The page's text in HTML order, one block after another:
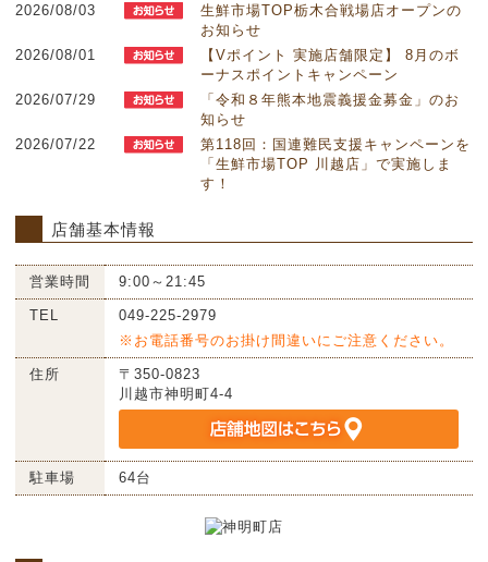
2026/08/03
生鮮市場TOP栃木合戦場店オープンの
お知らせ
2026/08/01
【Vポイント 実施店舗限定】 8月のボ
ーナスポイントキャンペーン
2026/07/29
「令和８年熊本地震義援金募金」のお
知らせ
2026/07/22
第118回：国連難民支援キャンペーンを
「生鮮市場TOP 川越店」で実施しま
す！
店舗基本情報
営業時間 9:00～21:45
TEL
049-225-2979
※お電話番号のお掛け間違いにご注意ください。
住所
〒350-0823
川越市神明町4-4
駐車場 64台